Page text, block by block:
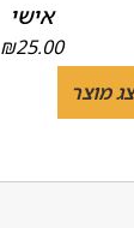
אישי
₪25.00
מוצר